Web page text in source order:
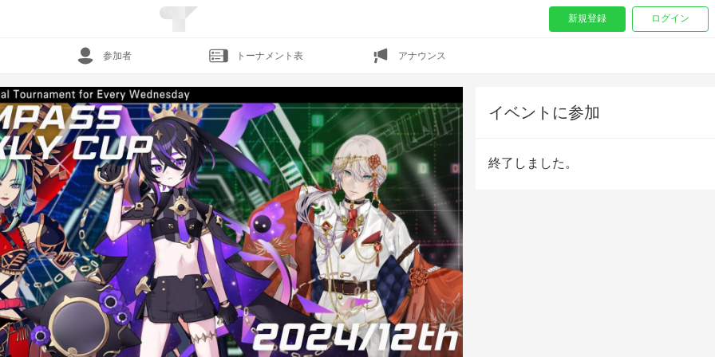
イベントに参加
終了しました。
参加者 トーナメント表 アナウンス
新規登録 ログイン